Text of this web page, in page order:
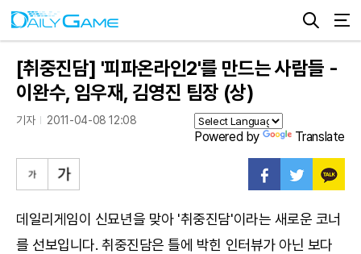
[취중진담] '피파온라인2'를 만드는 사람들 -
이완수, 임우재, 김영진 팀장 (상)
기자 2011-04-08 12:08
Powered by Translate
데일리게임이 신묘년을 맞아 '취중진담'이라는 새로운 코너
를 선보입니다. 취중진담은 틀에 박힌 인터뷰가 아닌 보다